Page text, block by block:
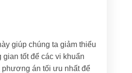
giúp chúng ta giảm thiểu
tốt để các vi khuẩn
phương án tối ưu nhất để